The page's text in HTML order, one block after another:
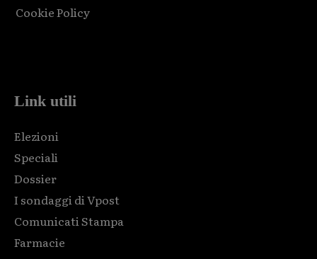
Cookie Policy
Link utili
Elezioni
Speciali
Dossier
I sondaggi di Vpost
Comunicati Stampa
Farmacie